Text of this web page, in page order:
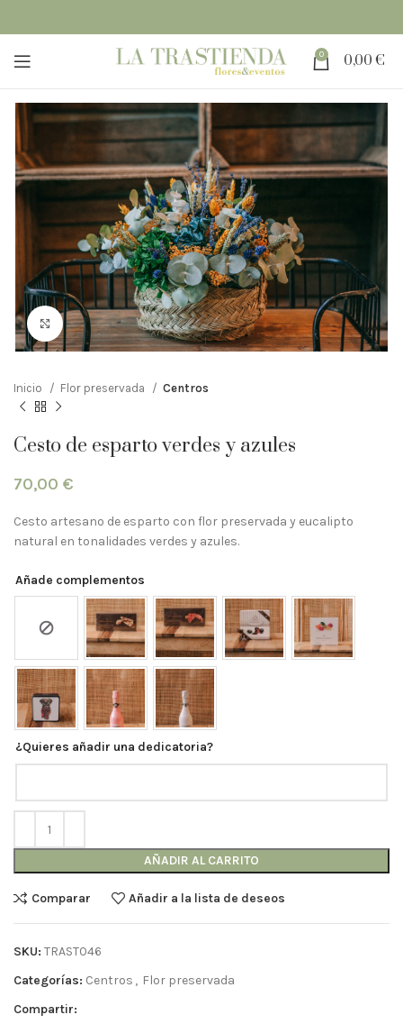
0 0,00 €
Clic para ampliar
Inicio Flor preservada Centros
Cesto de esparto verdes y azules
70,00 €
Cesto artesano de esparto con flor preservada y eucalipto
natural en tonalidades verdes y azules.
Añade complementos
¿Quieres añadir una dedicatoria?
AÑADIR AL CARRITO
Comparar Añadir a la lista de deseos
SKU: TRAST046
Categorías: Centros , Flor preservada
Compartir: